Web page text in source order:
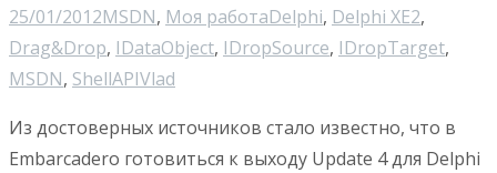
25/01/2012MSDN, Моя работаDelphi, Delphi XE2,
Drag&Drop, IDataObject, IDropSource, IDropTarget,
MSDN, ShellAPIVlad
Из достоверных источников стало известно, что в
Embarcadero готовиться к выходу Update 4 для Delphi